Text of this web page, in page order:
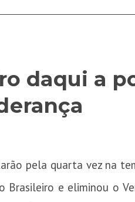
daqui a
pela quarta vez na
e eliminou o